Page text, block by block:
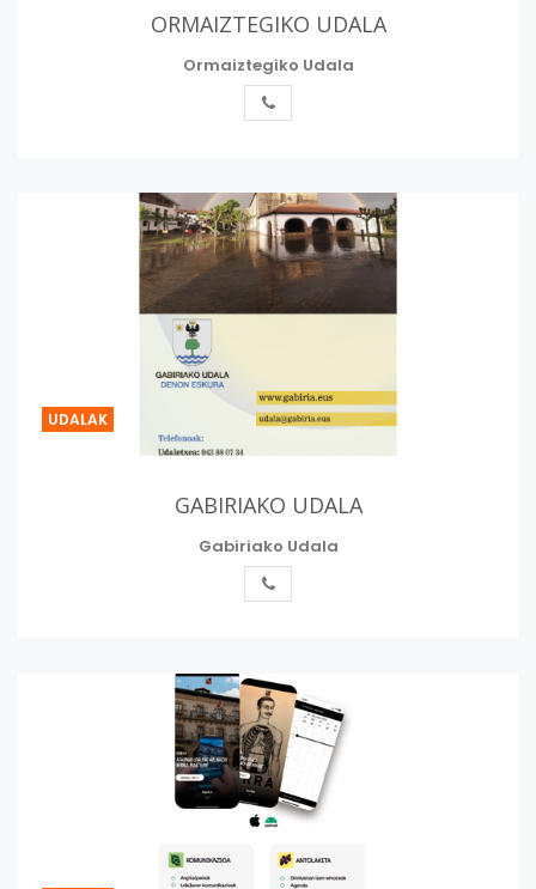
ORMAIZTEGIKO UDALA
Ormaiztegiko Udala
UDALAK
GABIRIAKO UDALA
Gabiriako Udala